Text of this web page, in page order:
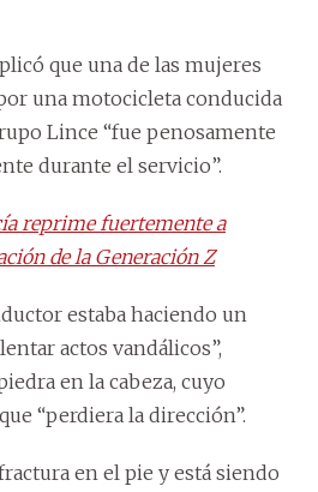
que una de las mujeres
una motocicleta conducida
Lince “fue penosamente
durante el servicio”.
reprime fuertemente a
de la Generación Z
estaba haciendo un
actos vandálicos”,
en la cabeza, cuyo
“perdiera la dirección”.
en el pie y está siendo